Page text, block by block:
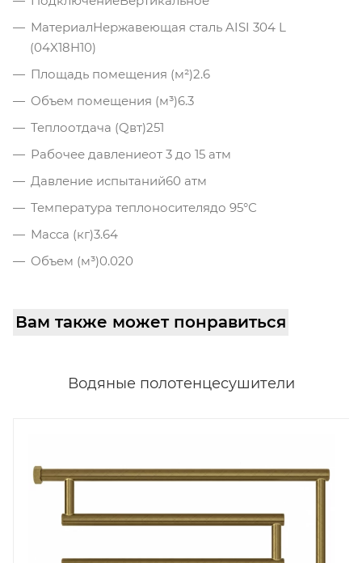
МатериалНержавеющая сталь AISI 304 L
(04X18H10)
Площадь помещения (м²)2.6
Объем помещения (м³)6.3
Теплоотдача (Qвт)251
Рабочее давлениеот 3 до 15 атм
Давление испытаний60 атм
Температура теплоносителядо 95°С
Масса (кг)3.64
Объем (м³)0.020
Вам также может понравиться
Водяные полотенцесушители